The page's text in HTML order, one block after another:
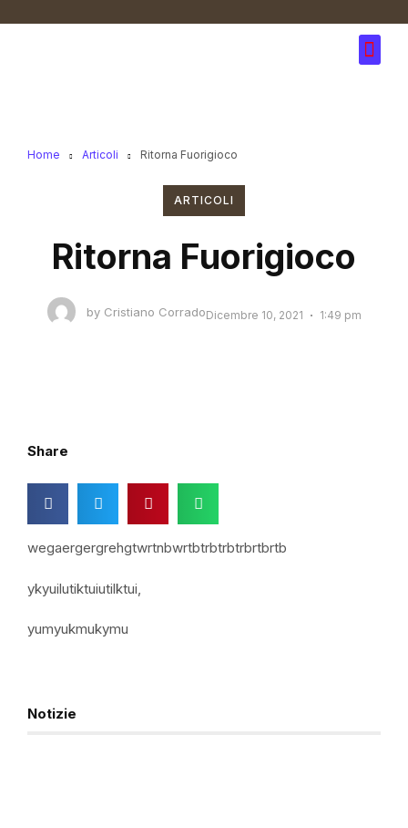
Home Articoli Ritorna Fuorigioco
ARTICOLI
Ritorna Fuorigioco
byCristiano CorradoDicembre 10, 2021 1:49 pm
Share
wegaergergrehgtwrtnbwrtbtrbtrbtrbrtbrtb
ykyuilutiktuiutilktui,
yumyukmukymu
Notizie